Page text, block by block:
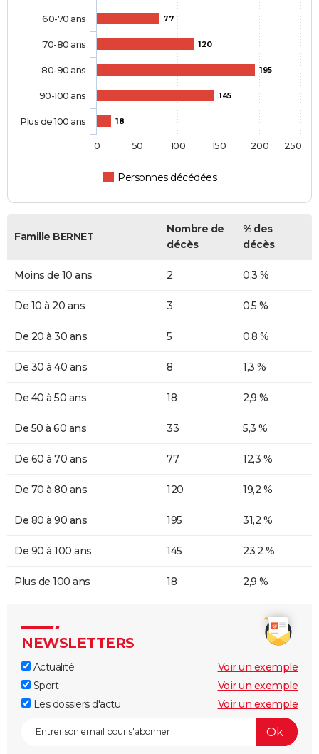
77
120
195
145
18
Personnes décédées
60-70 ans
70-80 ans
80-90 ans
90-100 ans
Plus de 100 ans
0 50 100 150 200 250
Famille BERNET
Nombre de
décès
% des
décès
Moins de 10 ans 2 0,3 %
De 10 à 20 ans 3 0,5 %
De 20 à 30 ans 5 0,8 %
De 30 à 40 ans 8 1,3 %
De 40 à 50 ans 18 2,9 %
De 50 à 60 ans 33 5,3 %
De 60 à 70 ans 77 12,3 %
De 70 à 80 ans 120 19,2 %
De 80 à 90 ans 195 31,2 %
De 90 à 100 ans 145 23,2 %
Plus de 100 ans 18 2,9 %
NEWSLETTERS
Actualité
Voir un exemple
Sport
Voir un exemple
Les dossiers d'actu
Voir un exemple